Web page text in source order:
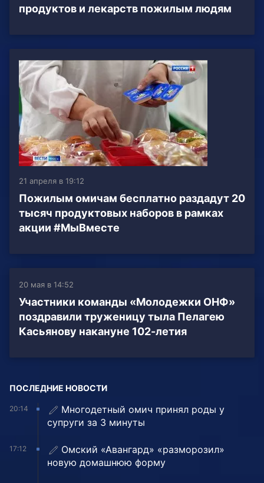
продуктов и лекарств пожилым людям
21 апреля в 19:12
Пожилым омичам бесплатно раздадут 20
тысяч продуктовых наборов в рамках
акции #МыВместе
20 мая в 14:52
Участники команды «Молодежки ОНФ»
поздравили труженицу тыла Пелагею
Касьянову накануне 102-летия
ПОСЛЕДНИЕ НОВОСТИ
20:14
Многодетный омич принял роды у
супруги за 3 минуты
17:12
Омский «Авангард» «разморозил»
новую домашнюю форму